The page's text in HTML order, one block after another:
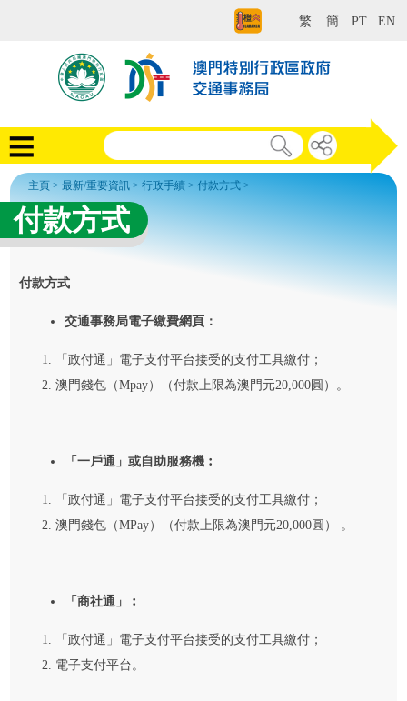
繁 簡 PT EN
主頁 >最新/重要資訊 >行政手續 >付款方式 >
付款方式
付款方式
交通事務局電子繳費網頁：
「政付通」電子支付平台接受的支付工具繳付；
澳門錢包（Mpay）（付款上限為澳門元20,000圓）。
「一戶通」或自助服務機︰
「政付通」電子支付平台接受的支付工具繳付；
澳門錢包（MPay）（付款上限為澳門元20,000圓） 。
「商社通」︰
「政付通」電子支付平台接受的支付工具繳付；
電子支付平台。